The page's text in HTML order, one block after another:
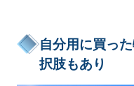
自分用に買っ
択肢もあり